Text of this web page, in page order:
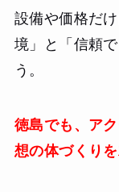
設備や価格だ
境」と「信頼
う。
徳島でも、ア
想の体づくりを